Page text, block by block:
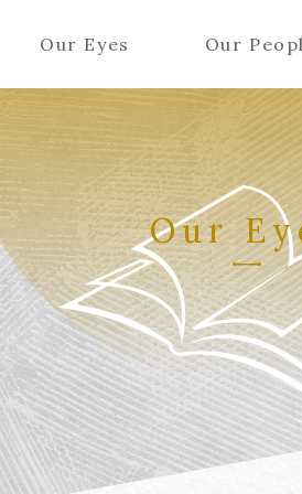
Our Eyes Our
Our